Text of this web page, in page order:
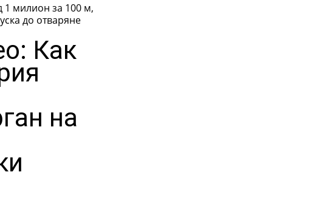
1 милион за 100 м,
Как
на